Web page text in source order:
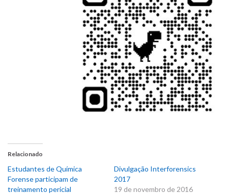
Relacionado
Estudantes de Química
Forense participam de
treinamento pericial
Divulgação Interforensics
2017
19 de novembro de 2016